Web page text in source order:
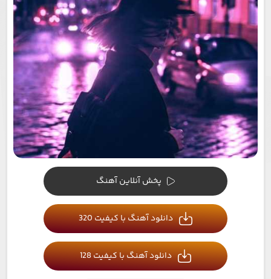
پخش آنلاین آهنگ
دانلود آهنگ با کیفیت 320
دانلود آهنگ با کیفیت 128